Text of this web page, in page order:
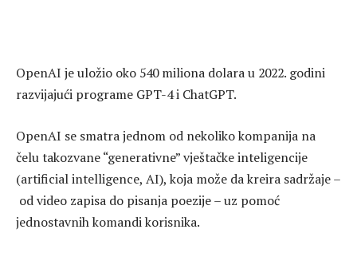
OpenAI je uložio oko 540 miliona dolara u 2022. godini
razvijajući programe GPT-4 i ChatGPT.
OpenAI se smatra jednom od nekoliko kompanija na
čelu takozvane “generativne” vještačke inteligencije
(artificial intelligence, AI), koja može da kreira sadržaje –
od video zapisa do pisanja poezije – uz pomoć
jednostavnih komandi korisnika.